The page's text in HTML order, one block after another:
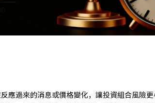
應過來的消息或價格變化，讓投資組合風險更